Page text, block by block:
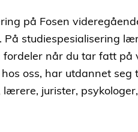
på Fosen
På studiespesialisering
når du tar fatt på
oss, har utdannet
jurister,